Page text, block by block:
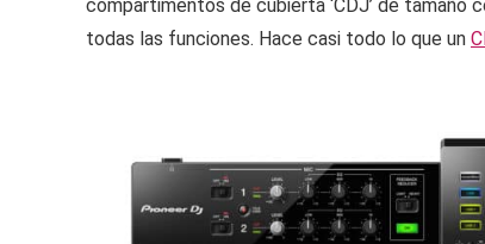
compartimentos de cubierta ‘CDJ’ de tamaño
todas las funciones. Hace casi todo lo que un